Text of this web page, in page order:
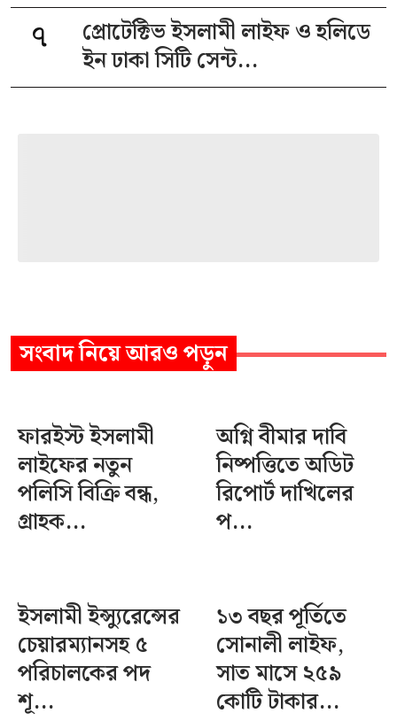
৭
প্রোটেক্টিভ ইসলামী লাইফ ও হলিডে
ইন ঢাকা সিটি সেন্ট...
সংবাদনিয়ে আরও পড়ুন
ফারইস্ট ইসলামী
লাইফের নতুন
পলিসি বিক্রি বন্ধ,
গ্রাহক...
অগ্নি বীমার দাবি
নিষ্পত্তিতে অডিট
রিপোর্ট দাখিলের
প...
ইসলামী ইন্স্যুরেন্সের
চেয়ারম্যানসহ ৫
পরিচালকের পদ
শূ...
১৩ বছর পূর্তিতে
সোনালী লাইফ,
সাত মাসে ২৫৯
কোটি টাকার...